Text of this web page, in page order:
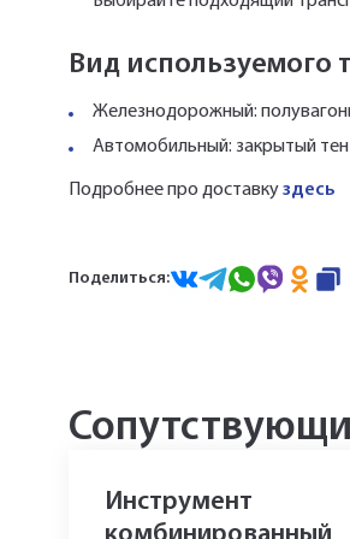
Вид используемого
Железнодорожный:
Автомобильный: закрытый
Подробнее про доставкуздесь
Поделиться:
Инструмент